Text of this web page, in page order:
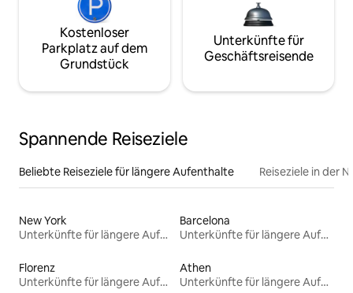
Kostenloser
Parkplatz auf dem
Grundstück
Unterkünfte für
Geschäftsreisende
Spannende Reiseziele
Beliebte Reiseziele für längere Aufenthalte Reiseziele in der
New York
Unterkünfte für längere Aufenthalte
Barcelona
Unterkünfte für längere Aufenthalte
Florenz
Unterkünfte für längere Aufenthalte
Athen
Unterkünfte für längere Aufenthalte